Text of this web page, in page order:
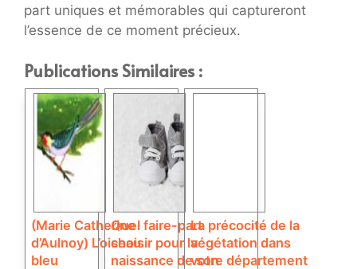
part uniques et mémorables qui captureront
l’essence de ce moment précieux.
Publications Similaires :
(Marie Catherine
d’Aulnoy) L’oiseau
bleu
Quel faire-part
choisir pour la
naissance de son
La précocité de la
végétation dans
votre département